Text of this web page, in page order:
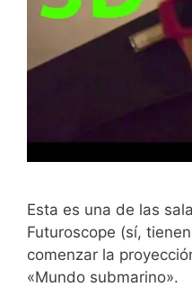
Esta es una de las
Futuroscope (sí,
comenzar la
«Mundo submarino».